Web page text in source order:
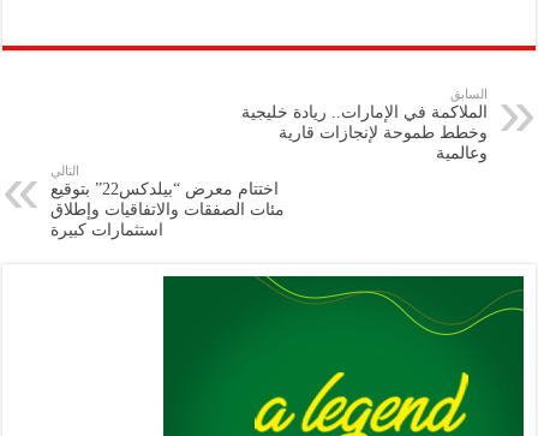
p
y
Li
n
eb
k
tt
nt
at
A
p
gr
ai
ar
السابق
الملاكمة في الإمارات.. ريادة خليجية
وخطط طموحة لإنجازات قارية
وعالمية
التالي
اختتام معرض “بيلدكس22” بتوقيع
مئات الصفقات والاتفاقيات وإطلاق
استثمارات كبيرة